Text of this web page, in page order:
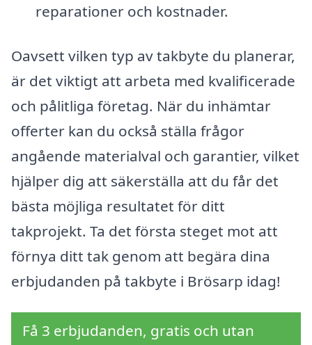
reparationer och kostnader.
Oavsett vilken typ av takbyte du planerar,
är det viktigt att arbeta med kvalificerade
och pålitliga företag. När du inhämtar
offerter kan du också ställa frågor
angående materialval och garantier, vilket
hjälper dig att säkerställa att du får det
bästa möjliga resultatet för ditt
takprojekt. Ta det första steget mot att
förnya ditt tak genom att begära dina
erbjudanden på takbyte i Brösarp idag!
Få 3 erbjudanden, gratis och utan